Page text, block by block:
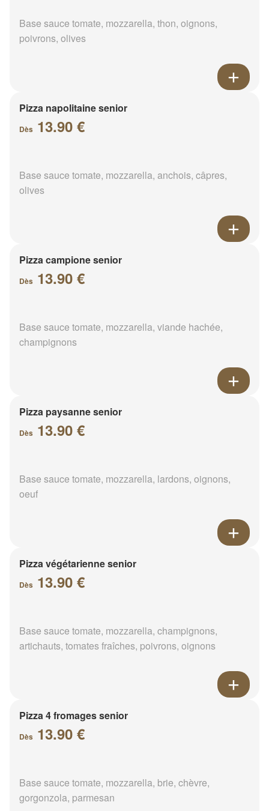
Base sauce tomate, mozzarella, thon, oignons,
poivrons, olives
Pizza napolitaine senior
Dès 13.90 €
Base sauce tomate, mozzarella, anchois, câpres,
olives
Pizza campione senior
Dès 13.90 €
Base sauce tomate, mozzarella, viande hachée,
champignons
Pizza paysanne senior
Dès 13.90 €
Base sauce tomate, mozzarella, lardons, oignons,
oeuf
Pizza végétarienne senior
Dès 13.90 €
Base sauce tomate, mozzarella, champignons,
artichauts, tomates fraîches, poivrons, oignons
Pizza 4 fromages senior
Dès 13.90 €
Base sauce tomate, mozzarella, brie, chèvre,
gorgonzola, parmesan